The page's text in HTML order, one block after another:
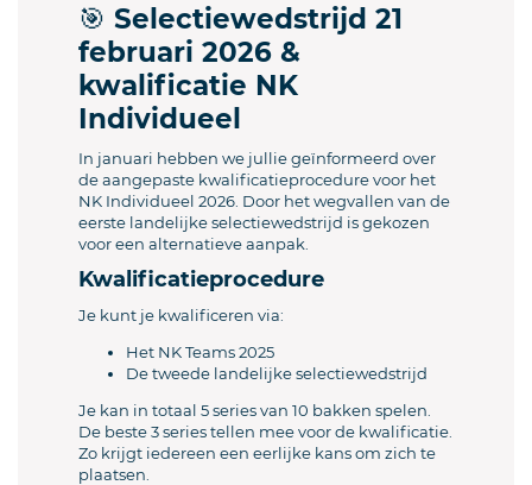
🎯 Selectiewedstrijd 21
februari 2026 &
kwalificatie NK
Individueel
In januari hebben we jullie geïnformeerd over
de aangepaste kwalificatieprocedure voor het
NK Individueel 2026. Door het wegvallen van de
eerste landelijke selectiewedstrijd is gekozen
voor een alternatieve aanpak.
Kwalificatieprocedure
Je kunt je kwalificeren via:
Het NK Teams 2025
De tweede landelijke selectiewedstrijd
Je kan in totaal 5 series van 10 bakken spelen.
De beste 3 series tellen mee voor de kwalificatie.
Zo krijgt iedereen een eerlijke kans om zich te
plaatsen.